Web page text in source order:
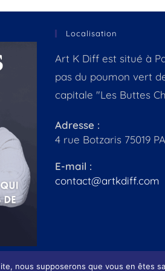
Localisation
Art K Diff est situé à
pas du poumon vert
capitale "Les Buttes
Adresse :
4 rue Botzaris 75019
E-mail :
contact@artkdiff.com
nous supposerons que vous en êtes